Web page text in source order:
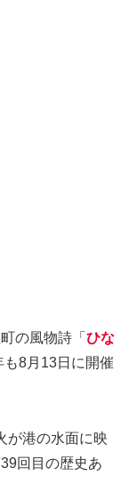
の風物詩「 ひな
も8月13日に開催
が港の水面に映
回目の歴史あ